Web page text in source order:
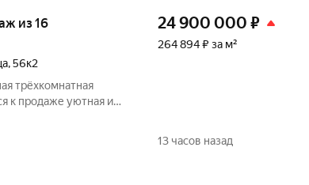
из 16
,56к2
трёхкомнатная
к продаже уютная и
с детьми, ищущих
24 900 000 ₽
264 894 ₽ за м²
13 часов назад